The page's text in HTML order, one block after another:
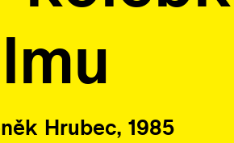
Dramaturgické cykly
Knihovní fond
Písemné archiválie
Orální historie
Katalog filmů k projekci
Poradní orgány
Kontakty
Hrubec, 1985